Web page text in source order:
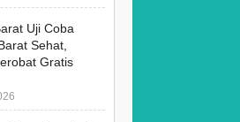
Uji Coba
Sehat,
Gratis